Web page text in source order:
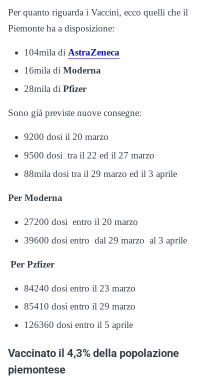
Per quanto riguarda i Vaccini, ecco quelli che il
Piemonte ha a disposizione:
104mila di AstraZeneca
16mila di Moderna
28mila di Pfizer
Sono già previste nuove consegne:
9200 dosi il 20 marzo
9500 dosi tra il 22 ed il 27 marzo
88mila dosi tra il 29 marzo ed il 3 aprile
Per Moderna
27200 dosi entro il 20 marzo
39600 dosi entro dal 29 marzo al 3 aprile
Per Pzfizer
84240 dosi entro il 23 marzo
85410 dosi entro il 29 marzo
126360 dosi entro il 5 aprile
Vaccinato il 4,3% della popolazione
piemontese